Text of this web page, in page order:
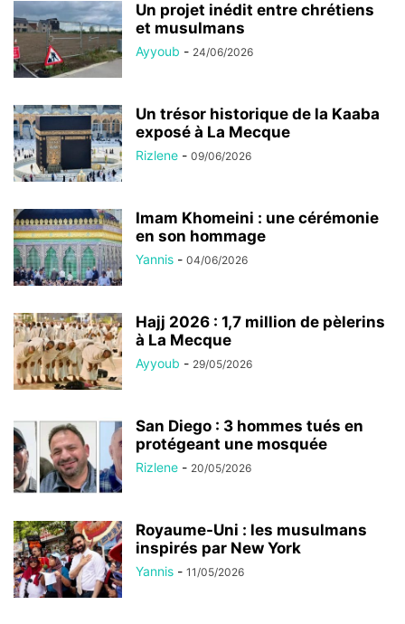
Un projet inédit entre chrétiens
et musulmans
Ayyoub - 24/06/2026
Un trésor historique de la Kaaba
exposé à La Mecque
Rizlene - 09/06/2026
Imam Khomeini : une cérémonie
en son hommage
Yannis - 04/06/2026
Hajj 2026 : 1,7 million de pèlerins
à La Mecque
Ayyoub - 29/05/2026
San Diego : 3 hommes tués en
protégeant une mosquée
Rizlene - 20/05/2026
Royaume-Uni : les musulmans
inspirés par New York
Yannis - 11/05/2026